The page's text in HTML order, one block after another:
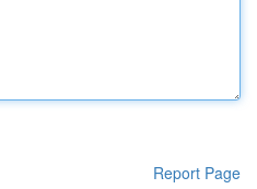
Report Page